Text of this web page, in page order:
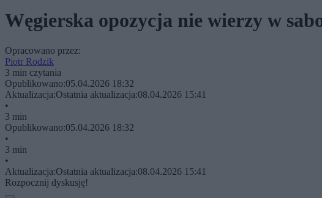
Węgierska opozycja nie wierzy w
Opracowano przez:
Piotr Rodzik
3 min czytania
Opublikowano:05.04.2026 18:32
Aktualizacja:Ostatnia aktualizacja:08.04.2026 15:41
•
3 min
Opublikowano:05.04.2026 18:32
•
3 min
•
Aktualizacja:Ostatnia aktualizacja:08.04.2026 15:41
Rozpocznij dyskusję!